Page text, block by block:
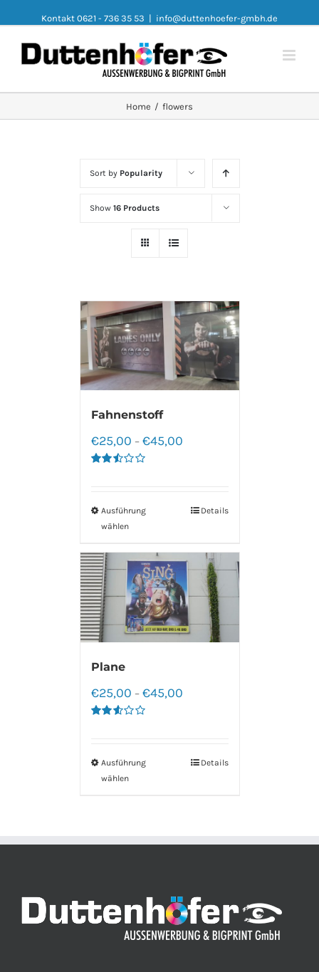
Kontakt 0621 - 736 35 53 | info@duttenhoefer-gmbh.de
Home / flowers
Sort by Popularity
Show 16 Products
Fahnenstoff
von 5
€25,00 – €45,00
Ausführung
wählen
Details
Plane
von 5
€25,00 – €45,00
Ausführung
wählen
Details